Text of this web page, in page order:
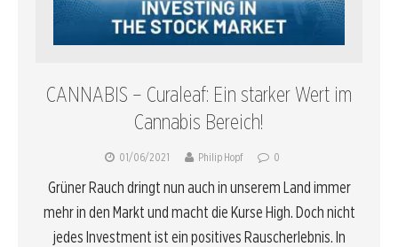
CANNABIS – Curaleaf: Ein starker Wert im
Cannabis Bereich!
01/06/2021 Philip Hopf 0
Grüner Rauch dringt nun auch in unserem Land immer
mehr in den Markt und macht die Kurse High. Doch nicht
jedes Investment ist ein positives Rauscherlebnis. In